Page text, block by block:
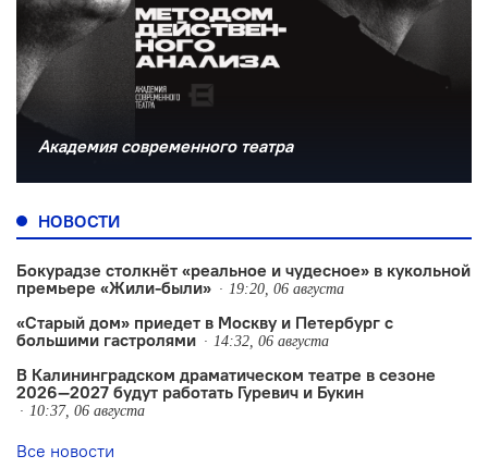
Академия современного театра
НОВОСТИ
Бокурадзе столкнëт «реальное и чудесное» в кукольной
премьере «Жили-были»
19:20, 06 августа
«Старый дом» приедет в Москву и Петербург с
большими гастролями
14:32, 06 августа
В Калининградском драматическом театре в сезоне
2026—2027 будут работать Гуревич и Букин
10:37, 06 августа
Все новости